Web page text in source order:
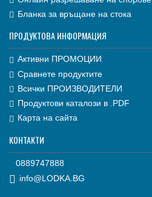
Бланка за връщане на стока
ПРОДУКТОВА ИНФОРМАЦИЯ
Активни ПРОМОЦИИ
Сравнете продуктите
Всички ПРОИЗВОДИТЕЛИ
Продуктови каталози в .PDF
Карта на сайта
КОНТАКТИ
0889747888
info@LODKA.BG